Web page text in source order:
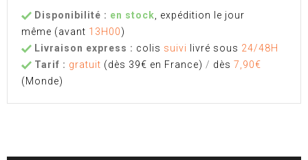
Disponibilité : en stock , expédition le jour
même (avant 13H00)
Livraison express : colis suivi livré sous 24/48H
Tarif : gratuit (dès 39€ en France) / dès 7,90€
(Monde)